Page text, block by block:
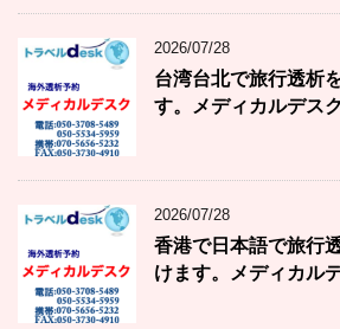
2026/07/28
台湾台北で旅行透析
す。メディカルデスク
2026/07/28
香港で日本語で旅行
けます。メディカル